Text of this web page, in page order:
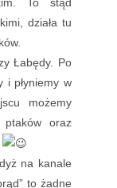
działa tu
Łabędy. Po
i płyniemy w
możemy
ptaków oraz
na kanale
to żadne